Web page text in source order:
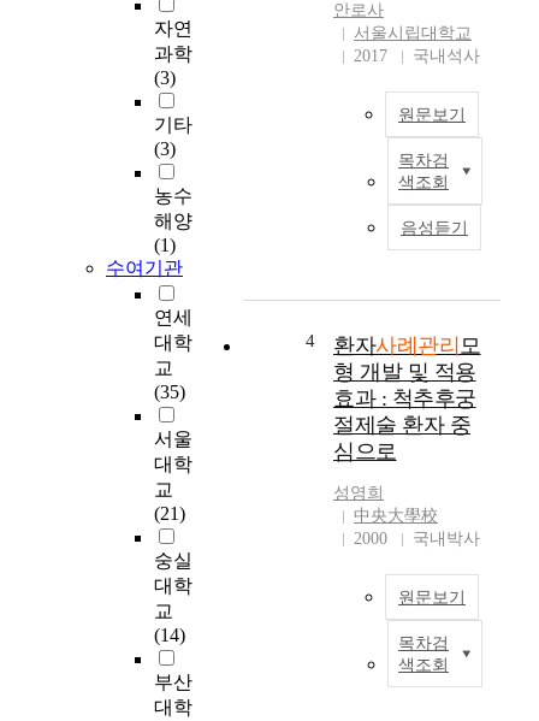
자연
과학
(3)
기타
(3)
농수
해양
(1)
수여기관
연세
대학
교
(35)
서울
대학
교
(21)
숭실
대학
교
(14)
부산
대학
에
안로사
서울시립대학교
2017
국내석사
원문보기
목차검
색조회
음성듣기
4 환자사례관리 모
형 개발 및 적용
효과 : 척추후궁
절제술 환자 중
심으로
성영희
中央大學校
2000
국내박사
원문보기
목차검
색조회